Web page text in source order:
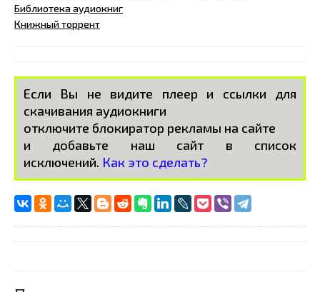
Библиотека аудиокниг
Книжный торрент
Если Вы не видите плеер и ссылки для
скачивания аудиокниги
отключите блокиратор рекламы на сайте
и добавьте наш сайт в список
исключений. Как это сделать?